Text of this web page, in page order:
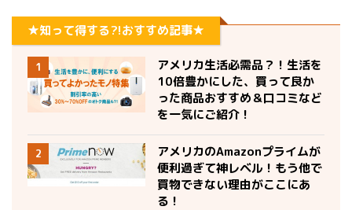
★知って得する?!おすすめ記事★
1
アメリカ生活必需品？！生活を
10倍豊かにした、買って良か
った商品おすすめ＆口コミなど
を一気にご紹介！
2
アメリカのAmazonプライムが
便利過ぎて神レベル！もう他で
買物できない理由がここにあ
る！